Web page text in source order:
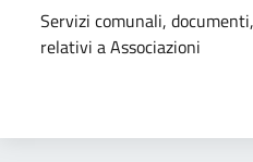
Dettagli
Servizi comunali,
relativi a Associazioni